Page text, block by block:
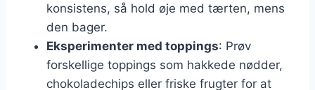
konsistens, så hold øje med tærten, mens
den bager.
Eksperimenter med toppings: Prøv
forskellige toppings som hakkede nødder,
chokoladechips eller friske frugter for at